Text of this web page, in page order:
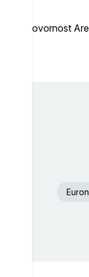
odgovornost